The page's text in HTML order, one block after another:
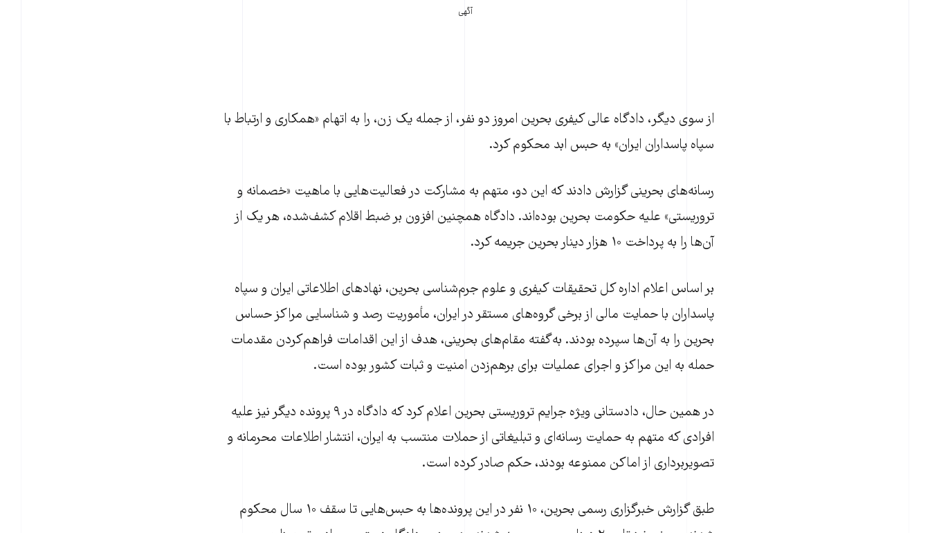
آگهی
از سوی دیگر، دادگاه عالی کیفری بحرین امروز دو نفر، از جمله یک زن، را به اتهام «همکاری و ارتباط با
سپاه پاسداران ایران» به حبس ابد محکوم کرد.
رسانه‌های بحرینی گزارش دادند که این دو، متهم به مشارکت در فعالیت‌هایی با ماهیت «خصمانه و
تروریستی» علیه حکومت بحرین بوده‌اند. دادگاه همچنین افزون بر ضبط اقلام کشف‌شده، هر یک از
آن‌ها را به پرداخت ۱۰ هزار دینار بحرین جریمه کرد.
بر اساس اعلام اداره کل تحقیقات کیفری و علوم جرم‌شناسی بحرین، نهادهای اطلاعاتی ایران و سپاه
پاسداران با حمایت مالی از برخی گروه‌های مستقر در ایران، مأموریت رصد و شناسایی مراکز حساس
بحرین را به آن‌ها سپرده بودند. به‌گفته مقام‌های بحرینی، هدف از این اقدامات فراهم‌کردن مقدمات
حمله به این مراکز و اجرای عملیات‌ برای برهم‌زدن امنیت و ثبات کشور بوده است.
در همین حال، دادستانی ویژه جرایم تروریستی بحرین اعلام کرد که دادگاه در ۹ پرونده دیگر نیز علیه
افرادی که متهم به حمایت رسانه‌ای و تبلیغاتی از حملات منتسب به ایران، انتشار اطلاعات محرمانه و
تصویربرداری از اماکن ممنوعه بودند، حکم صادر کرده است.
طبق گزارش خبرگزاری رسمی بحرین، ۱۰ نفر در این پرونده‌ها به حبس‌هایی تا سقف ۱۰ سال محکوم